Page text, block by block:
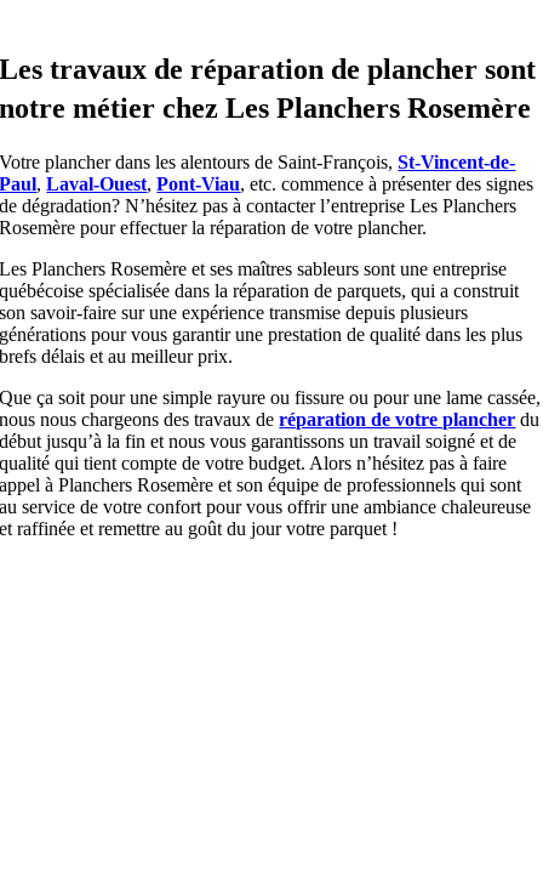
Les travaux de réparation de plancher sont
notre métier chez Les Planchers Rosemère
Votre plancher dans les alentours de Saint-François,St-Vincent-de-
Paul,Laval-Ouest,Pont-Viau, etc. commence à présenter des signes
de dégradation? N’hésitez pas à contacter l’entreprise Les Planchers
Rosemère pour effectuer la réparation de votre plancher.
Les Planchers Rosemère et ses maîtres sableurs sont une entreprise
québécoise spécialisée dans la réparation de parquets, qui a construit
son savoir-faire sur une expérience transmise depuis plusieurs
générations pour vous garantir une prestation de qualité dans les plus
brefs délais et au meilleur prix.
Que ça soit pour une simple rayure ou fissure ou pour une lame cassée,
nous nous chargeons des travaux deréparation de votre plancher du
début jusqu’à la fin et nous vous garantissons un travail soigné et de
qualité qui tient compte de votre budget. Alors n’hésitez pas à faire
appel à Planchers Rosemère et son équipe de professionnels qui sont
au service de votre confort pour vous offrir une ambiance chaleureuse
et raffinée et remettre au goût du jour votre parquet !